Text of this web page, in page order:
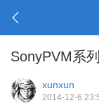
SonyPVM系
xunxun
2014-12-6